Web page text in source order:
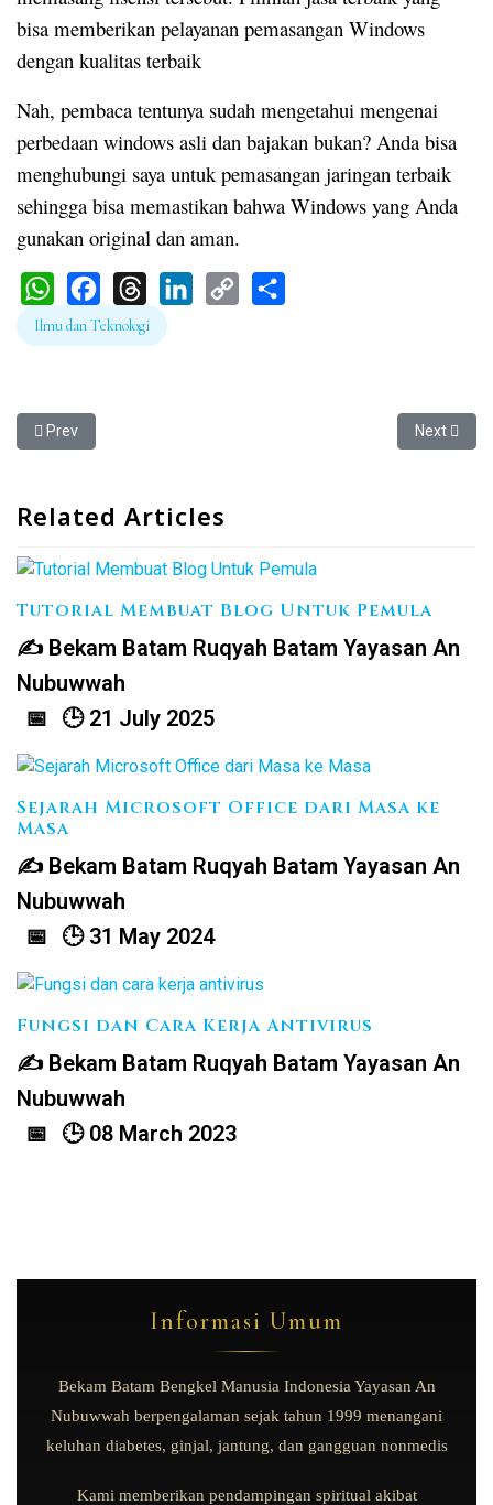
bisa memberikan pelayanan pemasangan Windows
dengan kualitas terbaik
Nah, pembaca tentunya sudah mengetahui mengenai
perbedaan windows asli dan bajakan bukan? Anda bisa
menghubungi saya untuk pemasangan jaringan terbaik
sehingga bisa memastikan bahwa Windows yang Anda
gunakan original dan aman.
WhatsAppFacebook
ThreadsLinkedIn
Ilmu dan Teknologi
Previous article: Sejarah Microsoft Office dari Masa ke Masa
Prev Next
Next
Related Articles
Tutorial Membuat Blog Untuk Pemula
Bekam Batam Ruqyah Batam Yayasan An
Nubuwwah
21 July 2025
Sejarah Microsoft Office dari Masa ke
Masa
Bekam Batam Ruqyah Batam Yayasan An
Nubuwwah
31 May 2024
Fungsi dan Cara Kerja Antivirus
Bekam Batam Ruqyah Batam Yayasan An
Nubuwwah
08 March 2023
Informasi Umum
Bekam Batam Bengkel Manusia Indonesia Yayasan An
Nubuwwah berpengalaman sejak tahun 1999 menangani
keluhan diabetes, ginjal, jantung, dan gangguan nonmedis
Kami memberikan pendampingan spiritual akibat